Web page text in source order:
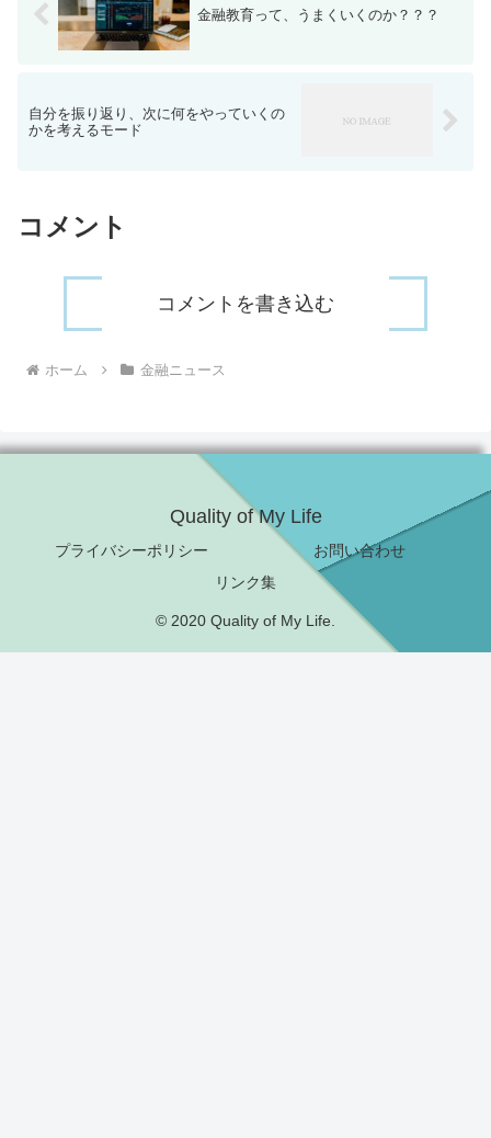
金融教育って、うまくいくのか？？？
自分を振り返り、次に何をやっていくの
かを考えるモード
コメント
コメントを書き込む
ホーム 金融ニュース
Quality of My Life
プライバシーポリシー
お問い合わせ
リンク集
© 2020 Quality of My Life.